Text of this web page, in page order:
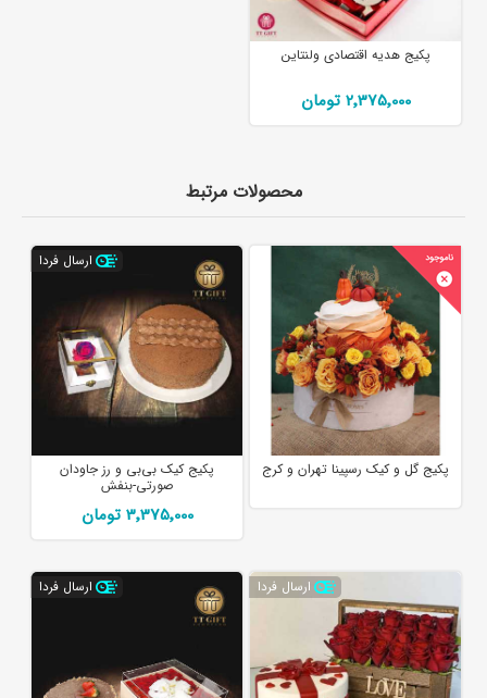
پکیج هدیه اقتصادی ولنتاین
2٬375٬000 تومان
محصولات مرتبط
پکیج گل و کیک رسپینا تهران و کرج
ارسال فردا
پکیج کیک بی‌بی و رز جاودان
صورتی-بنفش
3٬375٬000 تومان
ارسال فردا ارسال فردا